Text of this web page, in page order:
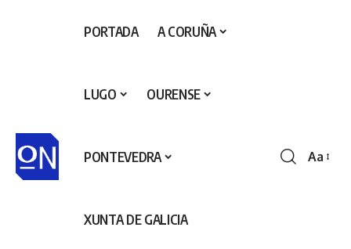
PORTADA A CORUÑA
LUGO OURENSE
PONTEVEDRA
XUNTA DE GALICIA
Aa